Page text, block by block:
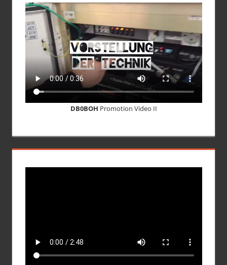
DB0BOH Promotion Video II